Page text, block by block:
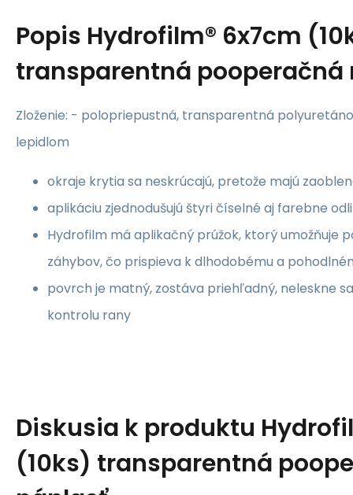
Popis Hydrofilm® 6x7cm
transparentná pooperačná
Zloženie: - polopriepustná, transparentná
lepidlom
okraje krytia sa neskrúcajú, pretože majú
aplikáciu zjednodušujú štyri číselné aj farebne
Hydrofilm má aplikačný prúžok, ktorý umožňuje
záhybov, čo prispieva k dlhodobému a
povrch je matný, zostáva priehľadný, neleskne
kontrolu rany
Diskusia k produktu
(10ks) transparentná